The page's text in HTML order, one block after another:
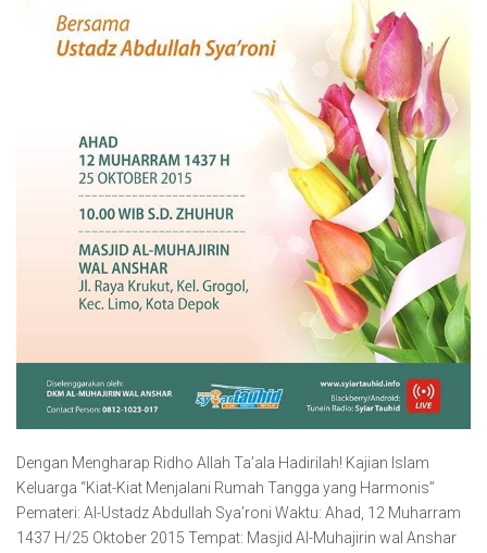
Dengan Mengharap Ridho Allah Ta’ala Hadirilah! Kajian Islam
Keluarga “Kiat-Kiat Menjalani Rumah Tangga yang Harmonis”
Pemateri: Al-Ustadz Abdullah Sya’roni Waktu: Ahad, 12 Muharram
1437 H/25 Oktober 2015 Tempat: Masjid Al-Muhajirin wal Anshar